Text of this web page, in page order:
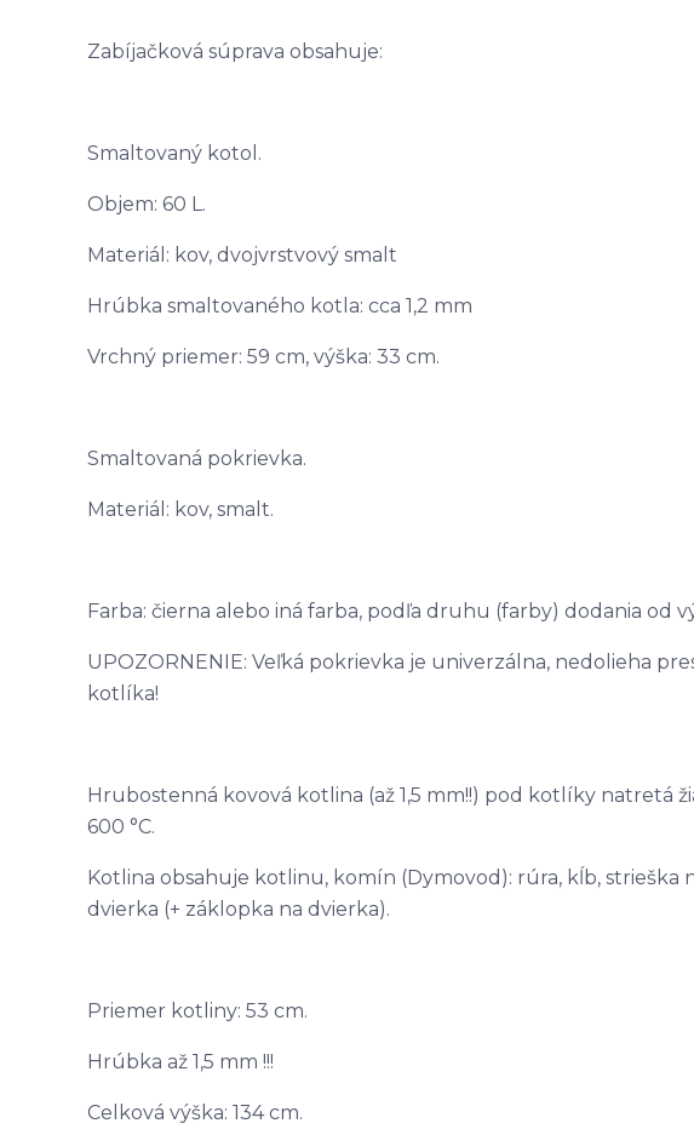
Zabíjačková súprava obsahuje:
Smaltovaný kotol.
Objem: 60 L.
Materiál: kov, dvojvrstvový smalt
Hrúbka smaltovaného kotla: cca 1,2 mm
Vrchný priemer: 59 cm, výška: 33 cm.
Smaltovaná pokrievka.
Materiál: kov, smalt.
Farba: čierna alebo iná farba, podľa druhu (farby) dodania od
UPOZORNENIE: Veľká pokrievka je univerzálna, nedolieha
kotlíka!
Hrubostenná kovová kotlina (až 1,5 mm!!) pod kotlíky natretá
600 °C.
Kotlina obsahuje kotlinu, komín (Dymovod): rúra, kĺb, strieška
dvierka (+ záklopka na dvierka).
Priemer kotliny: 53 cm.
Hrúbka až 1,5 mm !!!
Celková výška: 134 cm.